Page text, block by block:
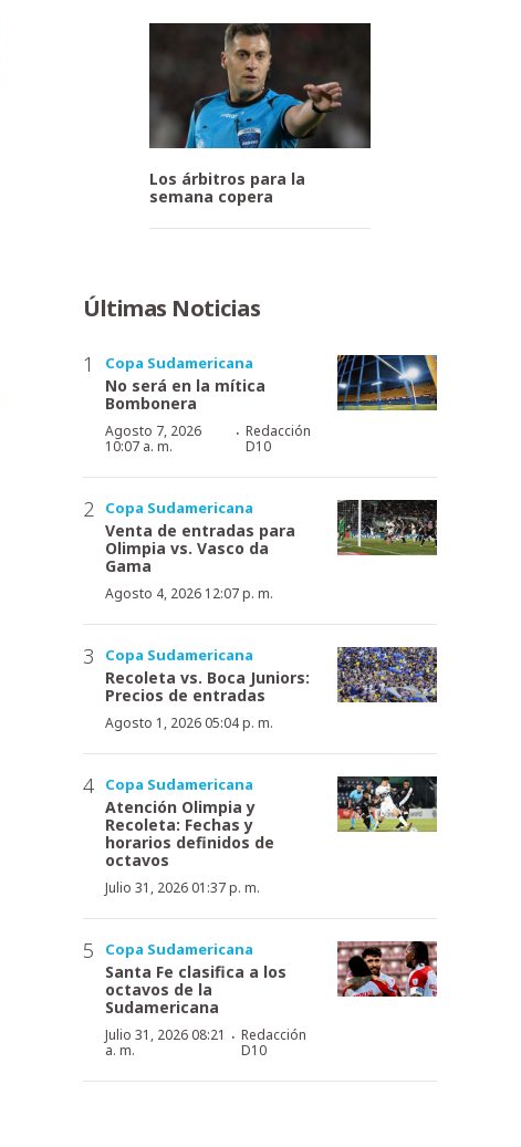
Los árbitros para la
semana copera
Últimas Noticias
Copa Sudamericana
No será en la mítica
Bombonera
Agosto 7, 2026
10:07 a. m.
· Redacción
D10
Copa Sudamericana
Venta de entradas para
Olimpia vs. Vasco da
Gama
Agosto 4, 2026 12:07 p. m.
Copa Sudamericana
Recoleta vs. Boca Juniors:
Precios de entradas
Agosto 1, 2026 05:04 p. m.
Copa Sudamericana
Atención Olimpia y
Recoleta: Fechas y
horarios definidos de
octavos
Julio 31, 2026 01:37 p. m.
Copa Sudamericana
Santa Fe clasifica a los
octavos de la
Sudamericana
Julio 31, 2026 08:21
a. m.
·Redacción
D10